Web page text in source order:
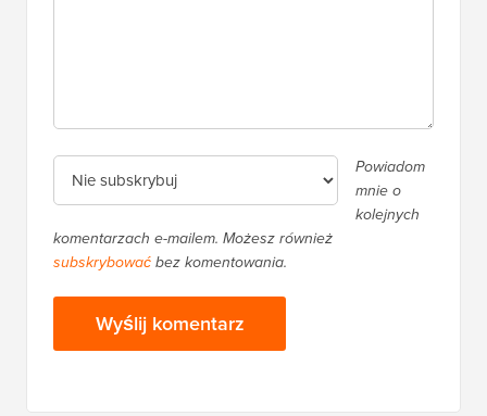
Powiadom
mnie o
kolejnych
komentarzach e-mailem. Możesz również
subskrybowaćbez komentowania.